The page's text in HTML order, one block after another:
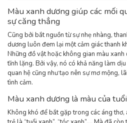
Màu xanh dương giúp các mối
sự căng thẳng
Cũng bởi bắt nguồn từ sự nhẹ nhàng,
dương luôn đem lại một cảm giác thanh
Những đồ vật hoặc không gian màu
tĩnh lặng. Bởi vậy, nó có khả năng làm
quan hệ cũng như tạo nên sự mơ mộng,
tình cảm.
Màu xanh dương là màu của
Không khó để bắt gặp trong các áng thơ,